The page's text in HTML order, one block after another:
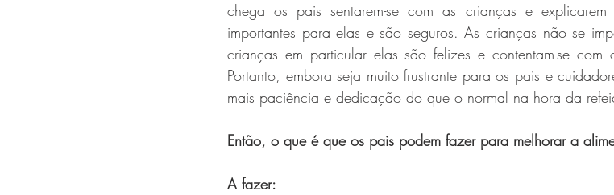
chega os pais sentarem-se com as crianças e explicarem
importantes para elas e são seguros. As crianças não se
crianças em particular elas são felizes e contentam-se com
Portanto, embora seja muito frustrante para os pais e
mais paciência e dedicação do que o normal na hora da
Então, o que é que os pais podem fazer para melhorar a
A fazer: